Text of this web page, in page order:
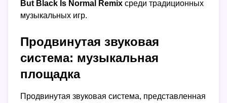
But Black Is Normal Remix среди традиционных
музыкальных игр.
Продвинутая звуковая
система: музыкальная
площадка
Продвинутая звуковая система, представленная